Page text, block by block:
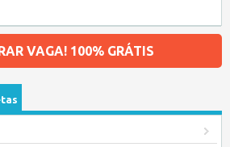
VAGA! 100% GRÁTIS